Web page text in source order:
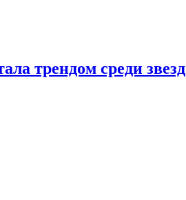
трендом среди звезд